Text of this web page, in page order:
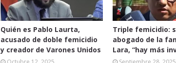
Quién es Pablo Laurta,
acusado de doble femicidio
y creador de Varones Unidos
Triple femicidio:
abogado de la
Lara, “hay más